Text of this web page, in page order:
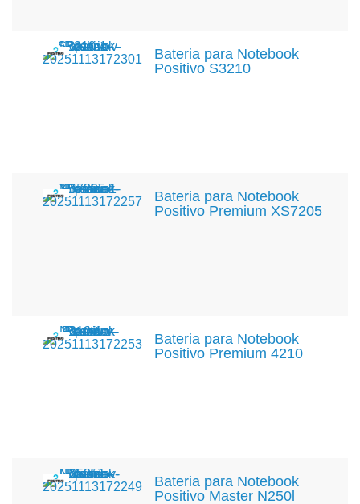
Bateria para Notebook
Positivo S3210
Bateria para Notebook
Positivo Premium XS7205
Bateria para Notebook
Positivo Premium 4210
Bateria para Notebook
Positivo Master N250l